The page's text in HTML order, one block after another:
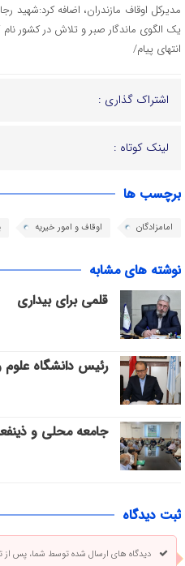
یک الگوی ماندگار صبر و تلاش در کشور
انتهای پیام/
اشتراک گذاری :
لینک کوتاه :
برچسب ها
امامزادگان اوقاف و امور خیریه
نوشته های مشابه
قلمی برای بیداری
رئیس دانشگاه علوم
جامعه محلی و
ثبت دیدگاه
دیدگاه های ارسال شده توسط شما، پس